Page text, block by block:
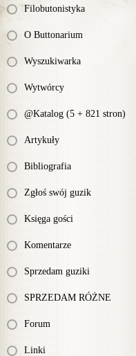
Filobutonistyka
O Buttonarium
Wyszukiwarka
Wytwórcy
@Katalog (5 + 821 stron)
Artykuły
Bibliografia
Zgłoś swój guzik
Księga gości
Komentarze
Sprzedam guziki
SPRZEDAM RÓŻNE
Forum
Linki